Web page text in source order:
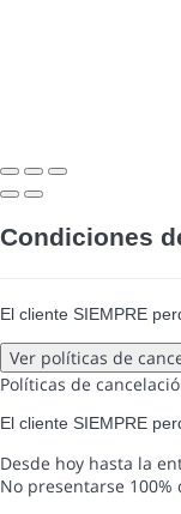
Condiciones
El cliente SIEMPRE
Ver políticas de
Políticas de
El cliente SIEMPRE
Desde hoy hasta la
No presentarse